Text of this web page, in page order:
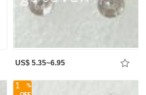
US$ 5.35~6.95
1